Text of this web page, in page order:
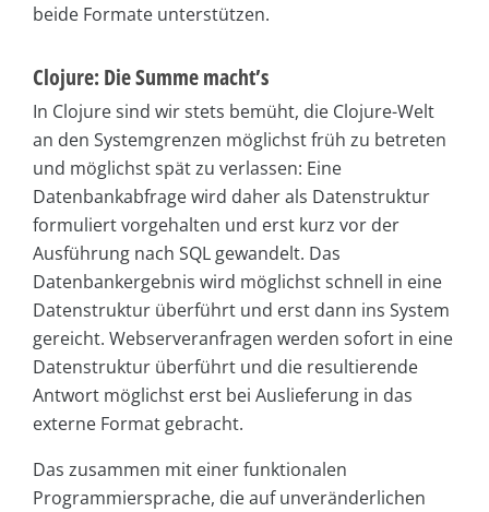
beide Formate unterstützen.
Clojure: Die Summe macht’s
In Clojure sind wir stets bemüht, die Clojure-Welt
an den Systemgrenzen möglichst früh zu betreten
und möglichst spät zu verlassen: Eine
Datenbankabfrage wird daher als Datenstruktur
formuliert vorgehalten und erst kurz vor der
Ausführung nach SQL gewandelt. Das
Datenbankergebnis wird möglichst schnell in eine
Datenstruktur überführt und erst dann ins System
gereicht. Webserveranfragen werden sofort in eine
Datenstruktur überführt und die resultierende
Antwort möglichst erst bei Auslieferung in das
externe Format gebracht.
Das zusammen mit einer funktionalen
Programmiersprache, die auf unveränderlichen